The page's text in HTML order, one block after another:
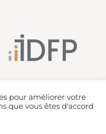
pour améliorer votre
que vous êtes d'accord